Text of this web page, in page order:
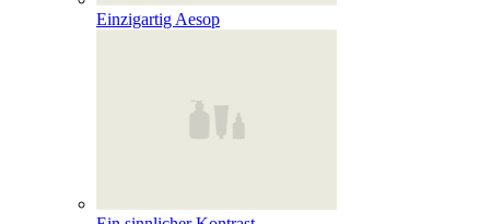
Einzigartig Aesop